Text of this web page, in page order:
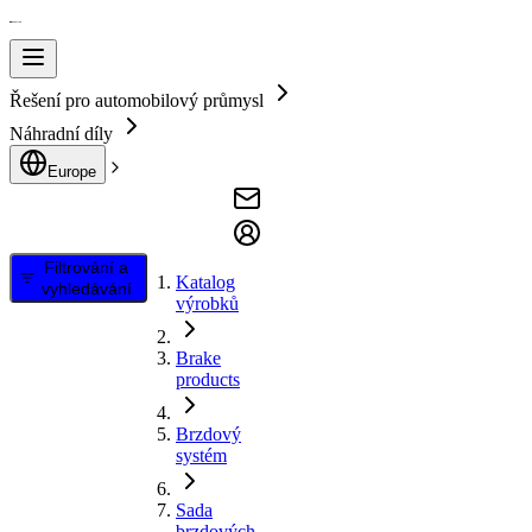
Řešení pro automobilový průmysl
Náhradní díly
Europe
Filtrování a
vyhledávání
Katalog
výrobků
Brake
products
Brzdový
systém
Sada